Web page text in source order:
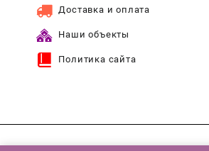
Доставка и оплата
Наши объекты
Политика сайта